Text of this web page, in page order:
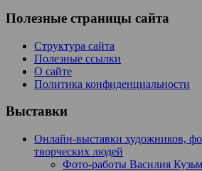
Полезные страницы сайта
Структура сайта
Полезные ссылки
О сайте
Политика конфиденциальности
Выставки
Онлайн-выставки художников,
творческих людей
Фото-работы Василия